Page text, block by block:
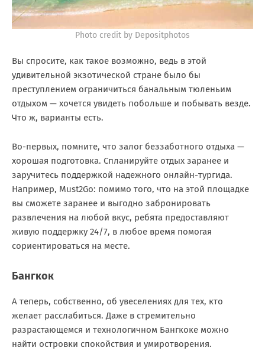
Photo credit by Depositphotos
Вы спросите, как такое возможно, ведь в этой
удивительной экзотической стране было бы
преступлением ограничиться банальным тюленьим
отдыхом — хочется увидеть побольше и побывать везде.
Что ж, варианты есть.
Во-первых, помните, что залог беззаботного отдыха —
хорошая подготовка. Спланируйте отдых заранее и
заручитесь поддержкой надежного онлайн-тургида.
Например, Must2Go: помимо того, что на этой площадке
вы сможете заранее и выгодно забронировать
развлечения на любой вкус, ребята предоставляют
живую поддержку 24/7, в любое время помогая
сориентироваться на месте.
Бангкок
А теперь, собственно, об увеселениях для тех, кто
желает расслабиться. Даже в стремительно
разрастающемся и технологичном Бангкоке можно
найти островки спокойствия и умиротворения.